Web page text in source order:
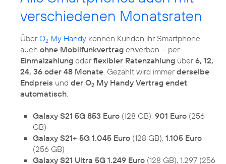
verschiedenen Monatsraten
ÜberO2 My Handy können Kunden ihr Smartphone
auch ohne Mobilfunkvertrag erwerben – per
Einmalzahlung oderflexibler Ratenzahlung über6, 12,
24, 36 oder 48 Monate. Gezahlt wird immerderselbe
Endpreis und der O2 My Handy Vertrag endet
automatisch.
Galaxy S21 5G 853 Euro (128 GB), 901 Euro (256
GB)
Galaxy S21+ 5G 1.045 Euro (128 GB), 1.105 Euro
(256 GB)
Galaxy S21 Ultra 5G 1.249 Euro (128 GB), 1.297 (256